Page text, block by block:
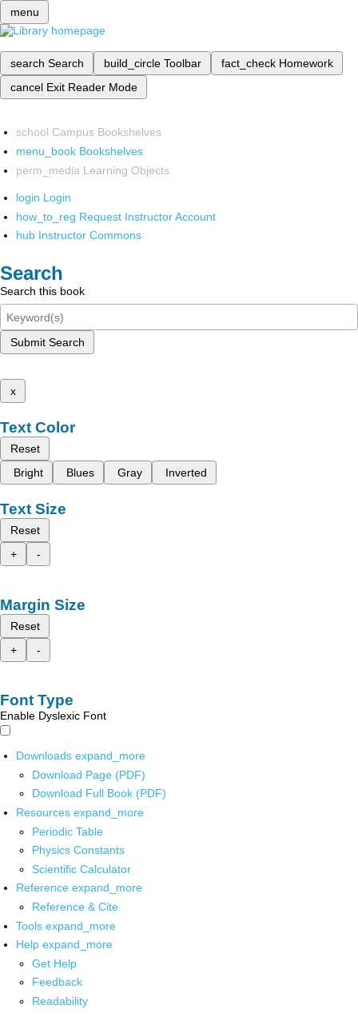
menu
search Search build_circle Toolbar fact_check Homework
cancel Exit Reader Mode
school Campus Bookshelves
menu_book Bookshelves
perm_media Learning Objects
login Login
how_to_reg Request Instructor Account
hub Instructor Commons
Search
Search this book
Submit Search
x
Text Color
Reset
Bright
Blues Gray Inverted
Text Size
Reset
+
-
Margin Size
Reset
+
-
Font Type
Enable Dyslexic Font
Downloads expand_more
Download Page (PDF)
Download Full Book (PDF)
Resources expand_more
Periodic Table
Physics Constants
Scientific Calculator
Reference expand_more
Reference & Cite
Tools expand_more
Help expand_more
Get Help
Feedback
Readability